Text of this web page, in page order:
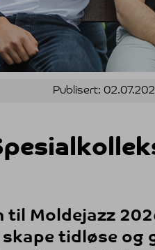
Publisert:
til Moldejazz
skape tidløse